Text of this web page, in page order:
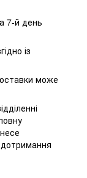
7-й день
із
може